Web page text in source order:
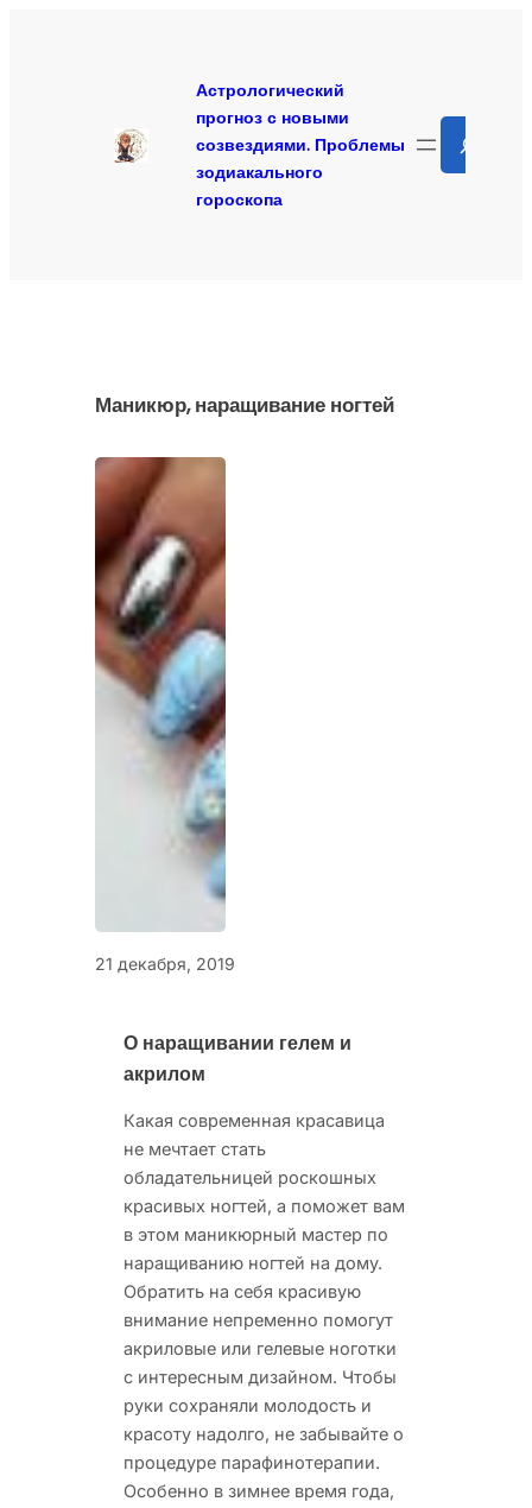
Астрологический
прогноз с новыми
созвездиями. Проблемы
зодиакального
гороскопа
Маникюр, наращивание ногтей
21 декабря, 2019
О наращивании гелем и
акрилом
Какая современная красавица
не мечтает стать
обладательницей роскошных
красивых ногтей, а поможет вам
в этом маникюрный мастер по
наращиванию ногтей на дому.
Обратить на себя красивую
внимание непременно помогут
акриловые или гелевые ноготки
с интересным дизайном. Чтобы
руки сохраняли молодость и
красоту надолго, не забывайте о
процедуре парафинотерапии.
Особенно в зимнее время года,